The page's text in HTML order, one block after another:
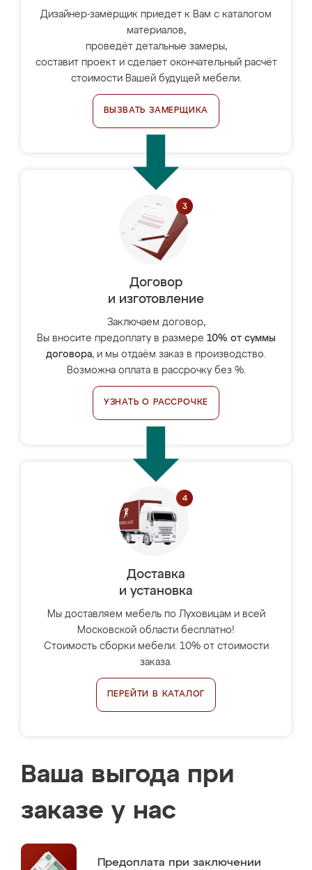
Дизайнер-замерщик приедет к Вам с каталогом
материалов,
проведёт детальные замеры,
составит проект и сделает окончательный расчёт
стоимости Вашей будущей мебели.
ВЫЗВАТЬ ЗАМЕРЩИКА
Договор
и изготовление
Заключаем договор,
Вы вносите предоплату в размере 10% от суммы
договора, и мы отдаём заказ в производство.
Возможна оплата в рассрочку без %.
УЗНАТЬ О РАССРОЧКЕ
Доставка
и установка
Мы доставляем мебель по Луховицам и всей
Московской области бесплатно!
Стоимость сборки мебели: 10% от стоимости
заказа.
ПЕРЕЙТИ В КАТАЛОГ
Ваша выгода при
заказе у нас
Предоплата при заключении